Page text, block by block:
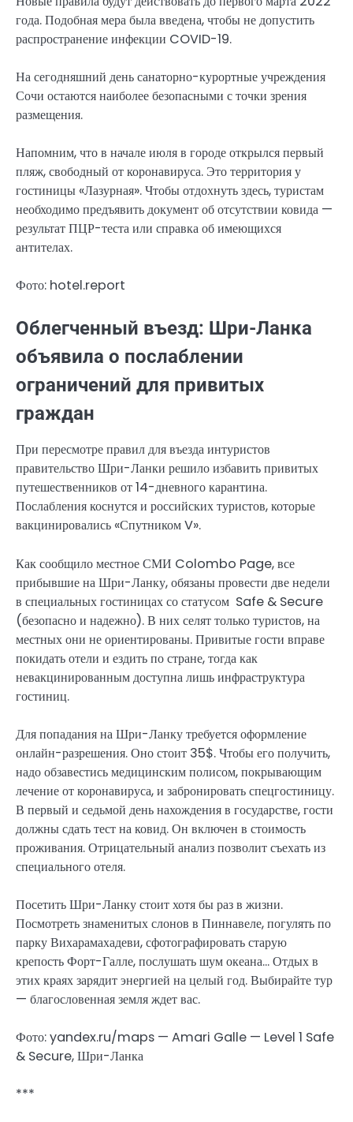
года. Подобная мера была введена, чтобы не допустить
распространение инфекции COVID-19.
На сегодняшний день санаторно-курортные учреждения
Сочи остаются наиболее безопасными с точки зрения
размещения.
Напомним, что в начале июля в городе открылся первый
пляж, свободный от коронавируса. Это территория у
гостиницы «Лазурная». Чтобы отдохнуть здесь, туристам
необходимо предъявить документ об отсутствии ковида —
результат ПЦР-теста или справка об имеющихся
антителах.
Фото: hotel.report
Облегченный въезд: Шри-Ланка
объявила о послаблении
ограничений для привитых
граждан
При пересмотре правил для въезда интуристов
правительство Шри-Ланки решило избавить привитых
путешественников от 14-дневного карантина.
Послабления коснутся и российских туристов, которые
вакцинировались «Спутником V».
Как сообщило местное СМИ Colombo Page, все
прибывшие на Шри-Ланку, обязаны провести две недели
в специальных гостиницах со статусом Safe & Secure
(безопасно и надежно). В них селят только туристов, на
местных они не ориентированы. Привитые гости вправе
покидать отели и ездить по стране, тогда как
невакцинированным доступна лишь инфраструктура
гостиниц.
Для попадания на Шри-Ланку требуется оформление
онлайн-разрешения. Оно стоит 35$. Чтобы его получить,
надо обзавестись медицинским полисом, покрывающим
лечение от коронавируса, и забронировать спецгостиницу.
В первый и седьмой день нахождения в государстве, гости
должны сдать тест на ковид. Он включен в стоимость
проживания. Отрицательный анализ позволит съехать из
специального отеля.
Посетить Шри-Ланку стоит хотя бы раз в жизни.
Посмотреть знаменитых слонов в Пиннавеле, погулять по
парку Вихарамахадеви, сфотографировать старую
крепость Форт-Галле, послушать шум океана… Отдых в
этих краях зарядит энергией на целый год. Выбирайте тур
— благословенная земля ждет вас.
Фото: yandex.ru/maps — Amari Galle — Level 1 Safe
& Secure, Шри-Ланка
***